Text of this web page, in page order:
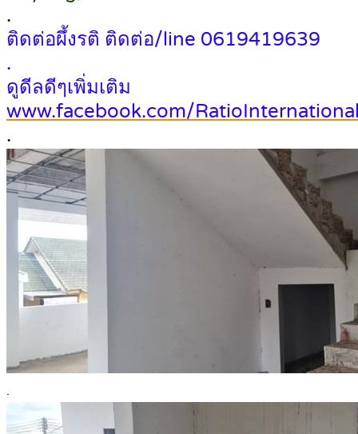
.
ติดต่อผึ้งรติ ติดต่อ/line 0619419639
.
ดูดีลดีๆเพิ่มเติม
www.facebook.com/
.
.